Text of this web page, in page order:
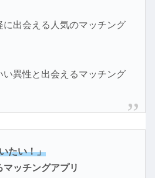
に出会える人気のマッチング
異性と出会えるマッチング
たい！」
ッチングアプリ